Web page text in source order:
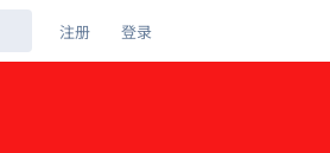
注册 登录